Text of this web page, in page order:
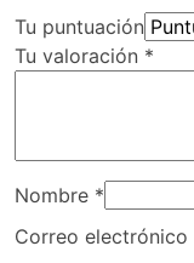
Tu puntuación
Tu valoración *
Nombre *
Correo electrónico